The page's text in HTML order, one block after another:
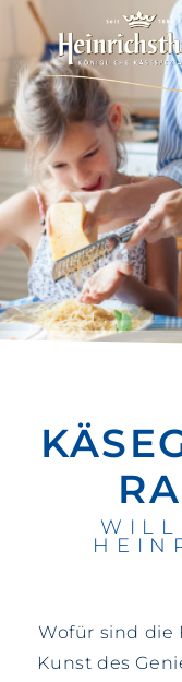
Wofür sind die
Kunst des